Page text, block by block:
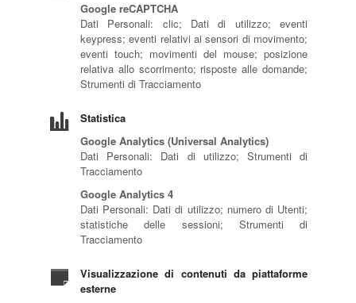
Google reCAPTCHA
Dati Personali: clic; Dati di utilizzo; eventi
keypress; eventi relativi ai sensori di movimento;
eventi touch; movimenti del mouse; posizione
relativa allo scorrimento; risposte alle domande;
Strumenti di Tracciamento
Statistica
Google Analytics (Universal Analytics)
Dati Personali: Dati di utilizzo; Strumenti di
Tracciamento
Google Analytics 4
Dati Personali: Dati di utilizzo; numero di Utenti;
statistiche delle sessioni; Strumenti di
Tracciamento
Visualizzazione di contenuti da piattaforme
esterne